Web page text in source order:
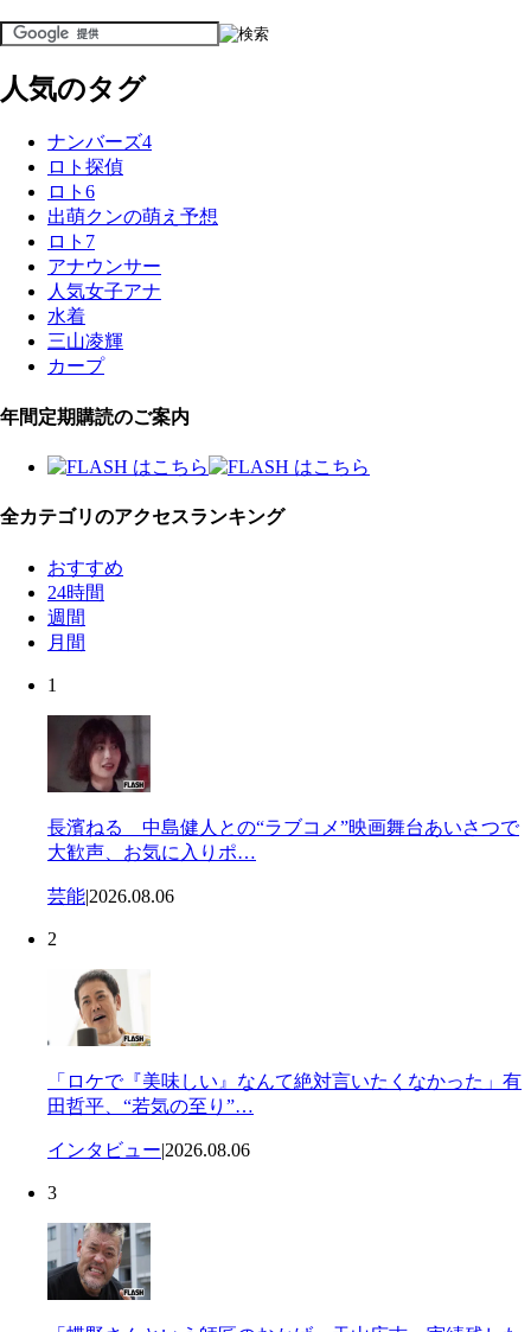
人気のタグ
ナンバーズ4
ロト探偵
ロト6
出萌クンの萌え予想
ロト7
アナウンサー
人気女子アナ
水着
三山凌輝
カープ
年間定期購読のご案内
全カテゴリのアクセスランキング
おすすめ
24時間
週間
月間
1
長濱ねる 中島健人との“ラブコメ”映画舞台あいさつで
大歓声、お気に入りポ…
芸能|2026.08.06
2
「ロケで『美味しい』なんて絶対言いたくなかった」有
田哲平、“若気の至り”…
インタビュー|2026.08.06
3